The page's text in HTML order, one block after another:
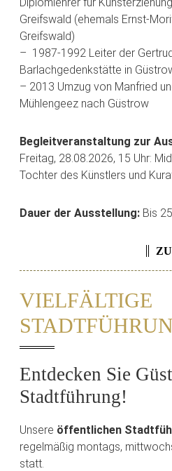
Greifswald (ehemals Ernst-
Greifswald)
– 1987-1992 Leiter der
Barlachgedenkstätte in
– 2013 Umzug von Manfried
Mühlengeez nach Güstrow
Begleitveranstaltung zur
Freitag, 28.08.2026, 15 Uhr:
Tochter des Künstlers und
Dauer der Ausstellung: Bis
VIELFÄLTIGE
Entdecken Sie
Stadtführung!
Unsere öffentlichen
regelmäßig montags,
statt.